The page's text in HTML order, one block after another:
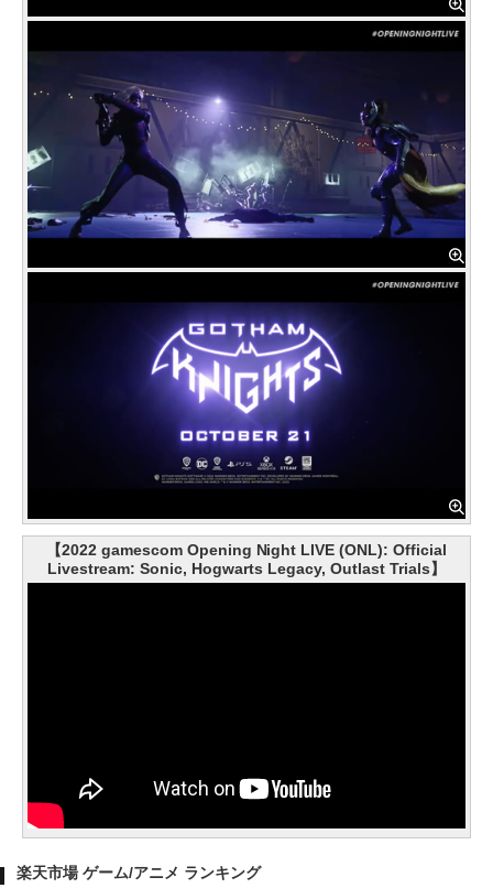
【2022 gamescom Opening Night LIVE (ONL): Official
Livestream: Sonic, Hogwarts Legacy, Outlast Trials】
楽天市場 ゲーム/アニメ ランキング